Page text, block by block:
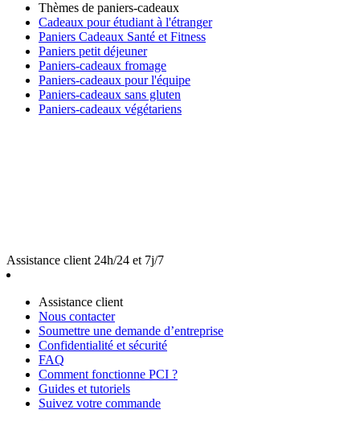
Thèmes de paniers-cadeaux
Cadeaux pour étudiant à l'étranger
Paniers Cadeaux Santé et Fitness
Paniers petit déjeuner
Paniers-cadeaux fromage
Paniers-cadeaux pour l'équipe
Paniers-cadeaux sans gluten
Paniers-cadeaux végétariens
Assistance client 24h/24 et 7j/7
Assistance client
Nous contacter
Soumettre une demande d’entreprise
Confidentialité et sécurité
FAQ
Comment fonctionne PCI ?
Guides et tutoriels
Suivez votre commande